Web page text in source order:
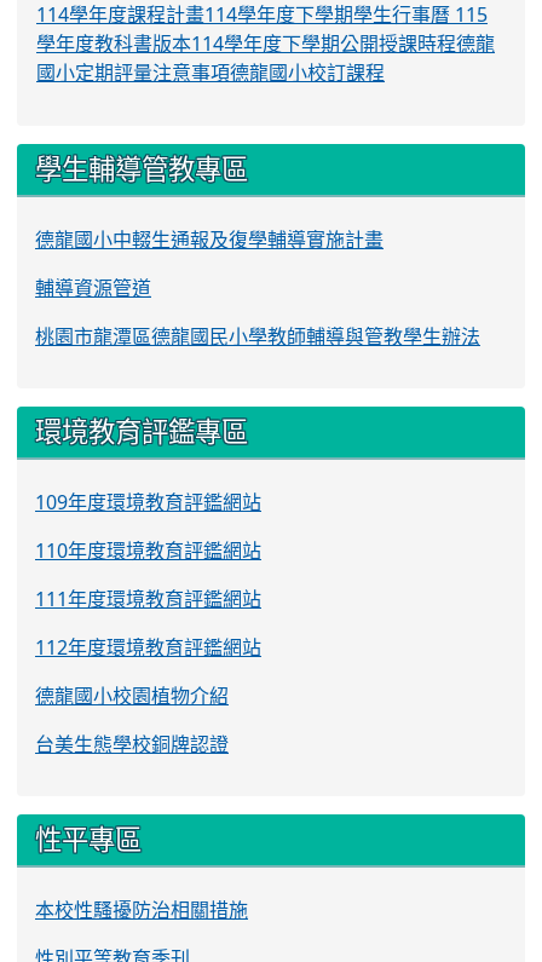
114學年度課程計畫114學年度下學期學生行事曆 115
學年度教科書版本114學年度下學期公開授課時程德龍
國小定期評量注意事項德龍國小校訂課程
學生輔導管教專區
德龍國小中輟生通報及復學輔導實施計畫
輔導資源管道
桃園市龍潭區德龍國民小學教師輔導與管教學生辦法
環境教育評鑑專區
109年度環境教育評鑑網站
110年度環境教育評鑑網站
111年度環境教育評鑑網站
112年度環境教育評鑑網站
德龍國小校園植物介紹
台美生態學校銅牌認證
性平專區
本校性騷擾防治相關措施